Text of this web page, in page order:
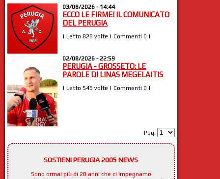
03/08/2026 - 14:44
ECCO LE FIRME! IL COMUNICATO
DEL PERUGIA
| Letto 828 volte | Commenti 0 |
02/08/2026 - 22:59
PERUGIA - GROSSETO: LE
PAROLE DI LINAS MEGELAITIS
| Letto 545 volte | Commenti 0 |
Pag.
SOSTIENI PERUGIA 2005 NEWS
Sono ormai più di 20 anni che ci impegnamo